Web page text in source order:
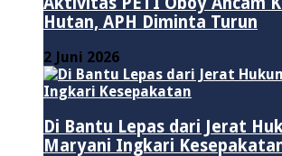
Hutan, APH Diminta Turun
2 Juni 2026
Di Bantu Lepas dari Jerat
Maryani Ingkari